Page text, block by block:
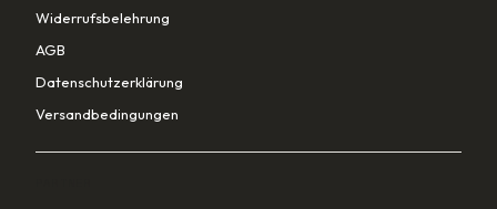
Widerrufsbelehrung
AGB
Datenschutzerklärung
Versandbedingungen